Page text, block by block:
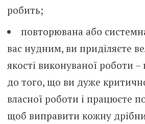
робить;
повторювана або
вас нудним, ви приділяєте
якості виконуваної роботи
до того, що ви дуже
власної роботи і працюєте
щоб виправити кожну